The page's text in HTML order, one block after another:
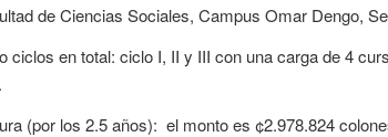
de Ciencias Sociales, Campus Omar Dengo,
ciclos en total: ciclo I, II y III con una carga de 4
(por los 2.5 años): el monto es ¢2.978.824